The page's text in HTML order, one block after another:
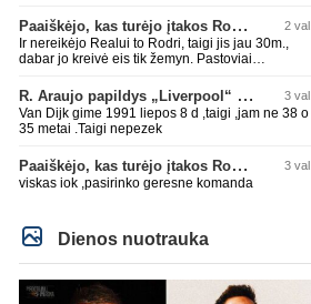
Paaiškėjo, kas turėjo įtakos Rodri sprendimui pasirinkti Barselonos pusę 2 val.
Ir nereikėjo Realui to Rodri, taigi jis jau 30m.,
dabar jo kreivė eis tik žemyn. Pastoviai
darysis nugaros operaciją, tai kada grįš į aikštę?
Po pusės metų? Ne ne ačiū. Viskas gerai, Real
turi ir geresnių opcijų, Mauras viską sustatys į
vietas. Jeigu jis iš tikro būtų buvęs reikalingas,
ne šiaip sau paleidžia jį. Sėkmės jam Barcoje,
galės su savo korešais iš rinktinės kartu pažaisti
R. Araujo papildys „Liverpool“ klubą 3 val.
Van Dijk gime 1991 liepos 8 d ,taigi ,jam ne 38 o
35 metai .Taigi nepezek
Paaiškėjo, kas turėjo įtakos Rodri sprendimui pasirinkti Barselonos pusę 3 val.
viskas iok ,pasirinko geresne komanda
Dienos nuotrauka